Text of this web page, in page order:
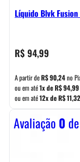
Líquido Blvk
R$94,99
A partir deR$90,24no
ou em até1x deR$94,99
ou em até12x deR$11,32
Avaliação0